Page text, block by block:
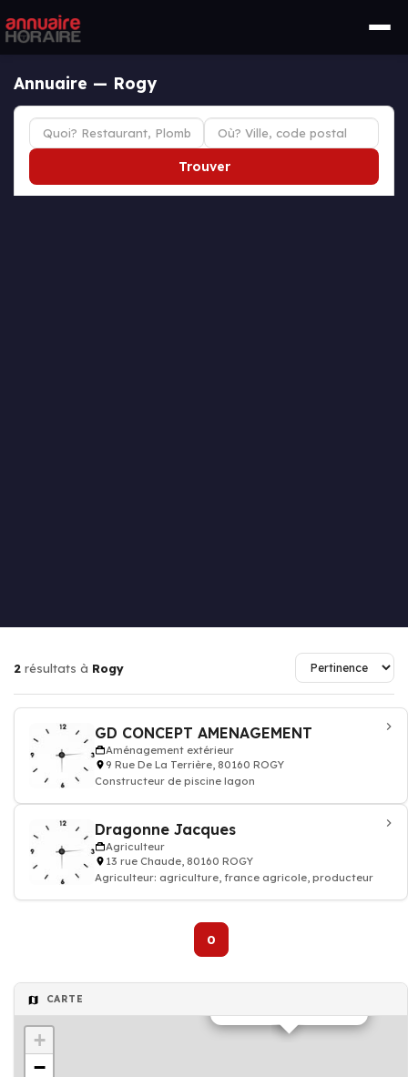
Annuaire — Rogy
Trouver
2 résultats à Rogy
GD CONCEPT AMENAGEMENT
Aménagement extérieur
9 Rue De La Terrière, 80160 ROGY
Constructeur de piscine lagon
Dragonne Jacques
Agriculteur
13 rue Chaude, 80160 ROGY
Agriculteur: agriculture, france agricole, producteur
0
CARTE
+
−